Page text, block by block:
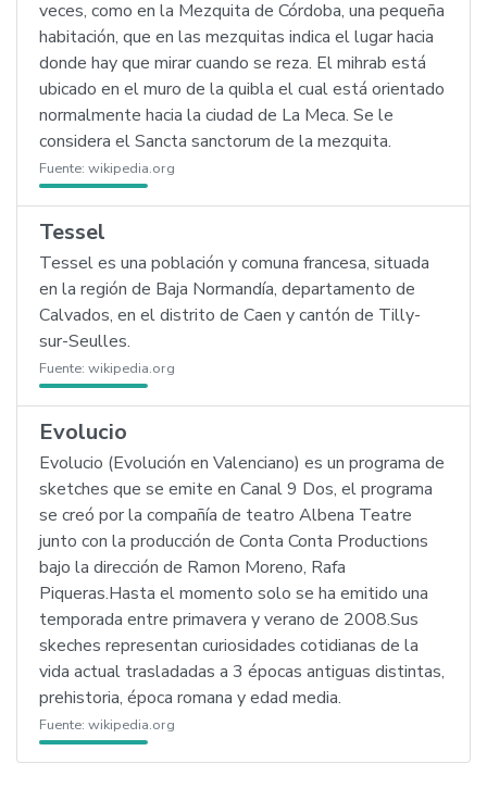
veces, como en la Mezquita de Córdoba, una pequeña
habitación, que en las mezquitas indica el lugar hacia
donde hay que mirar cuando se reza. El mihrab está
ubicado en el muro de la quibla el cual está orientado
normalmente hacia la ciudad de La Meca. Se le
considera el Sancta sanctorum de la mezquita.
Fuente: wikipedia.org
Tessel
Tessel es una población y comuna francesa, situada
en la región de Baja Normandía, departamento de
Calvados, en el distrito de Caen y cantón de Tilly-
sur-Seulles.
Fuente: wikipedia.org
Evolucio
Evolucio (Evolución en Valenciano) es un programa de
sketches que se emite en Canal 9 Dos, el programa
se creó por la compañía de teatro Albena Teatre
junto con la producción de Conta Conta Productions
bajo la dirección de Ramon Moreno, Rafa
Piqueras.Hasta el momento solo se ha emitido una
temporada entre primavera y verano de 2008.Sus
skeches representan curiosidades cotidianas de la
vida actual trasladadas a 3 épocas antiguas distintas,
prehistoria, época romana y edad media.
Fuente: wikipedia.org